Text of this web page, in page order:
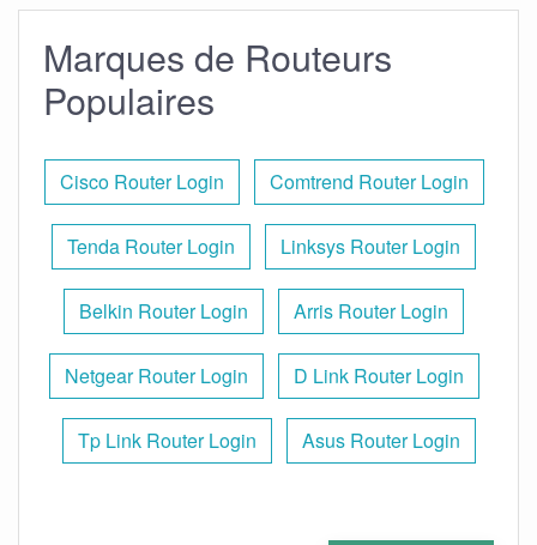
Marques de Routeurs
Populaires
Cisco Router Login Comtrend Router Login
Tenda Router Login Linksys Router Login
Belkin Router Login Arris Router Login
Netgear Router Login D Link Router Login
Tp Link Router Login Asus Router Login